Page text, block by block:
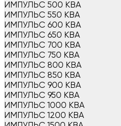
ИМПУЛЬС 500 КВА
ИМПУЛЬС 550 КВА
ИМПУЛЬС 600 КВА
ИМПУЛЬС 650 КВА
ИМПУЛЬС 700 КВА
ИМПУЛЬС 750 КВА
ИМПУЛЬС 800 КВА
ИМПУЛЬС 850 КВА
ИМПУЛЬС 900 КВА
ИМПУЛЬС 950 КВА
ИМПУЛЬС 1000 КВА
ИМПУЛЬС 1200 КВА